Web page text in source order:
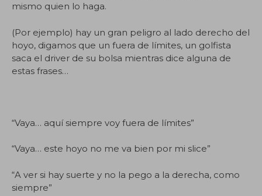
mismo quien lo haga.
(Por ejemplo) hay un gran peligro al lado derecho del
hoyo, digamos que un fuera de límites, un golfista
saca el driver de su bolsa mientras dice alguna de
estas frases…
“Vaya… aquí siempre voy fuera de límites”
“Vaya… este hoyo no me va bien por mi slice”
“A ver si hay suerte y no la pego a la derecha, como
siempre”